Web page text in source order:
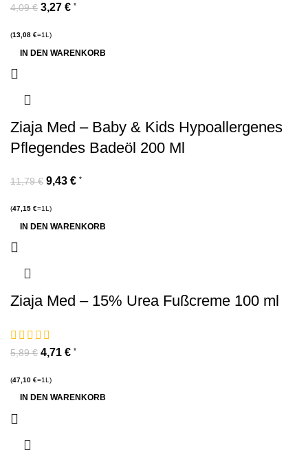
4,09€ 3,27 € *
(13,08 €=1L)
IN DEN WARENKORB
Ziaja Med – Baby & Kids Hypoallergenes
Pflegendes Badeöl 200 Ml
11,79€ 9,43 € *
(47,15 €=1L)
IN DEN WARENKORB
Ziaja Med – 15% Urea Fußcreme 100 ml
5,89€ 4,71 € *
(47,10 €=1L)
IN DEN WARENKORB